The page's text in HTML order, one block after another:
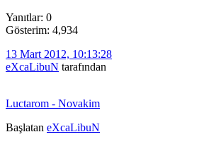
Yanıtlar: 0
Gösterim: 4,934
13 Mart 2012, 10:13:28
eXcaLibuN tarafından
Luctarom - Novakim
Başlatan eXcaLibuN